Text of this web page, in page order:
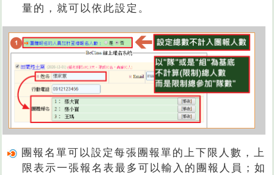
量的，就可以依此設定。
團報名單可以設定每張團報單的上下限人數，上
限表示一張報名表最多可以輸入的團報人員；如